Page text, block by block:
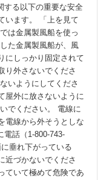
する以下の重要な安全
います。 「上を見て
は金属製風船を使っ
た金属製風船が、風
にしっかり固定されて
り外さないでくださ
いようにしてくださ
屋外に放さないように
でください。 電線に
電線から外そうとしな
電話（1-800-743-
垂れ下がっている
近づかないでくださ
ていて極めて危険であ